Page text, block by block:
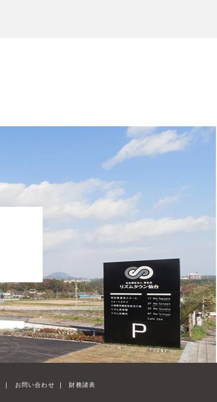
お問い合わせ
財務諸表